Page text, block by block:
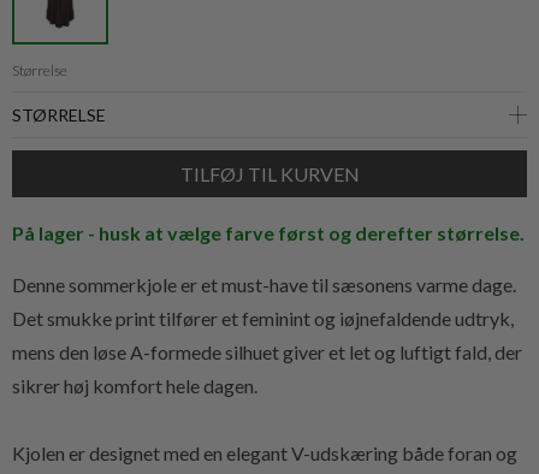
Størrelse
På lager - husk at vælge farve først og derefter størrelse.
Denne sommerkjole er et must-have til sæsonens varme dage.
Det smukke print tilfører et feminint og iøjnefaldende udtryk,
mens den løse A-formede silhuet giver et let og luftigt fald, der
sikrer høj komfort hele dagen.
Kjolen er designet med en elegant V-udskæring både foran og